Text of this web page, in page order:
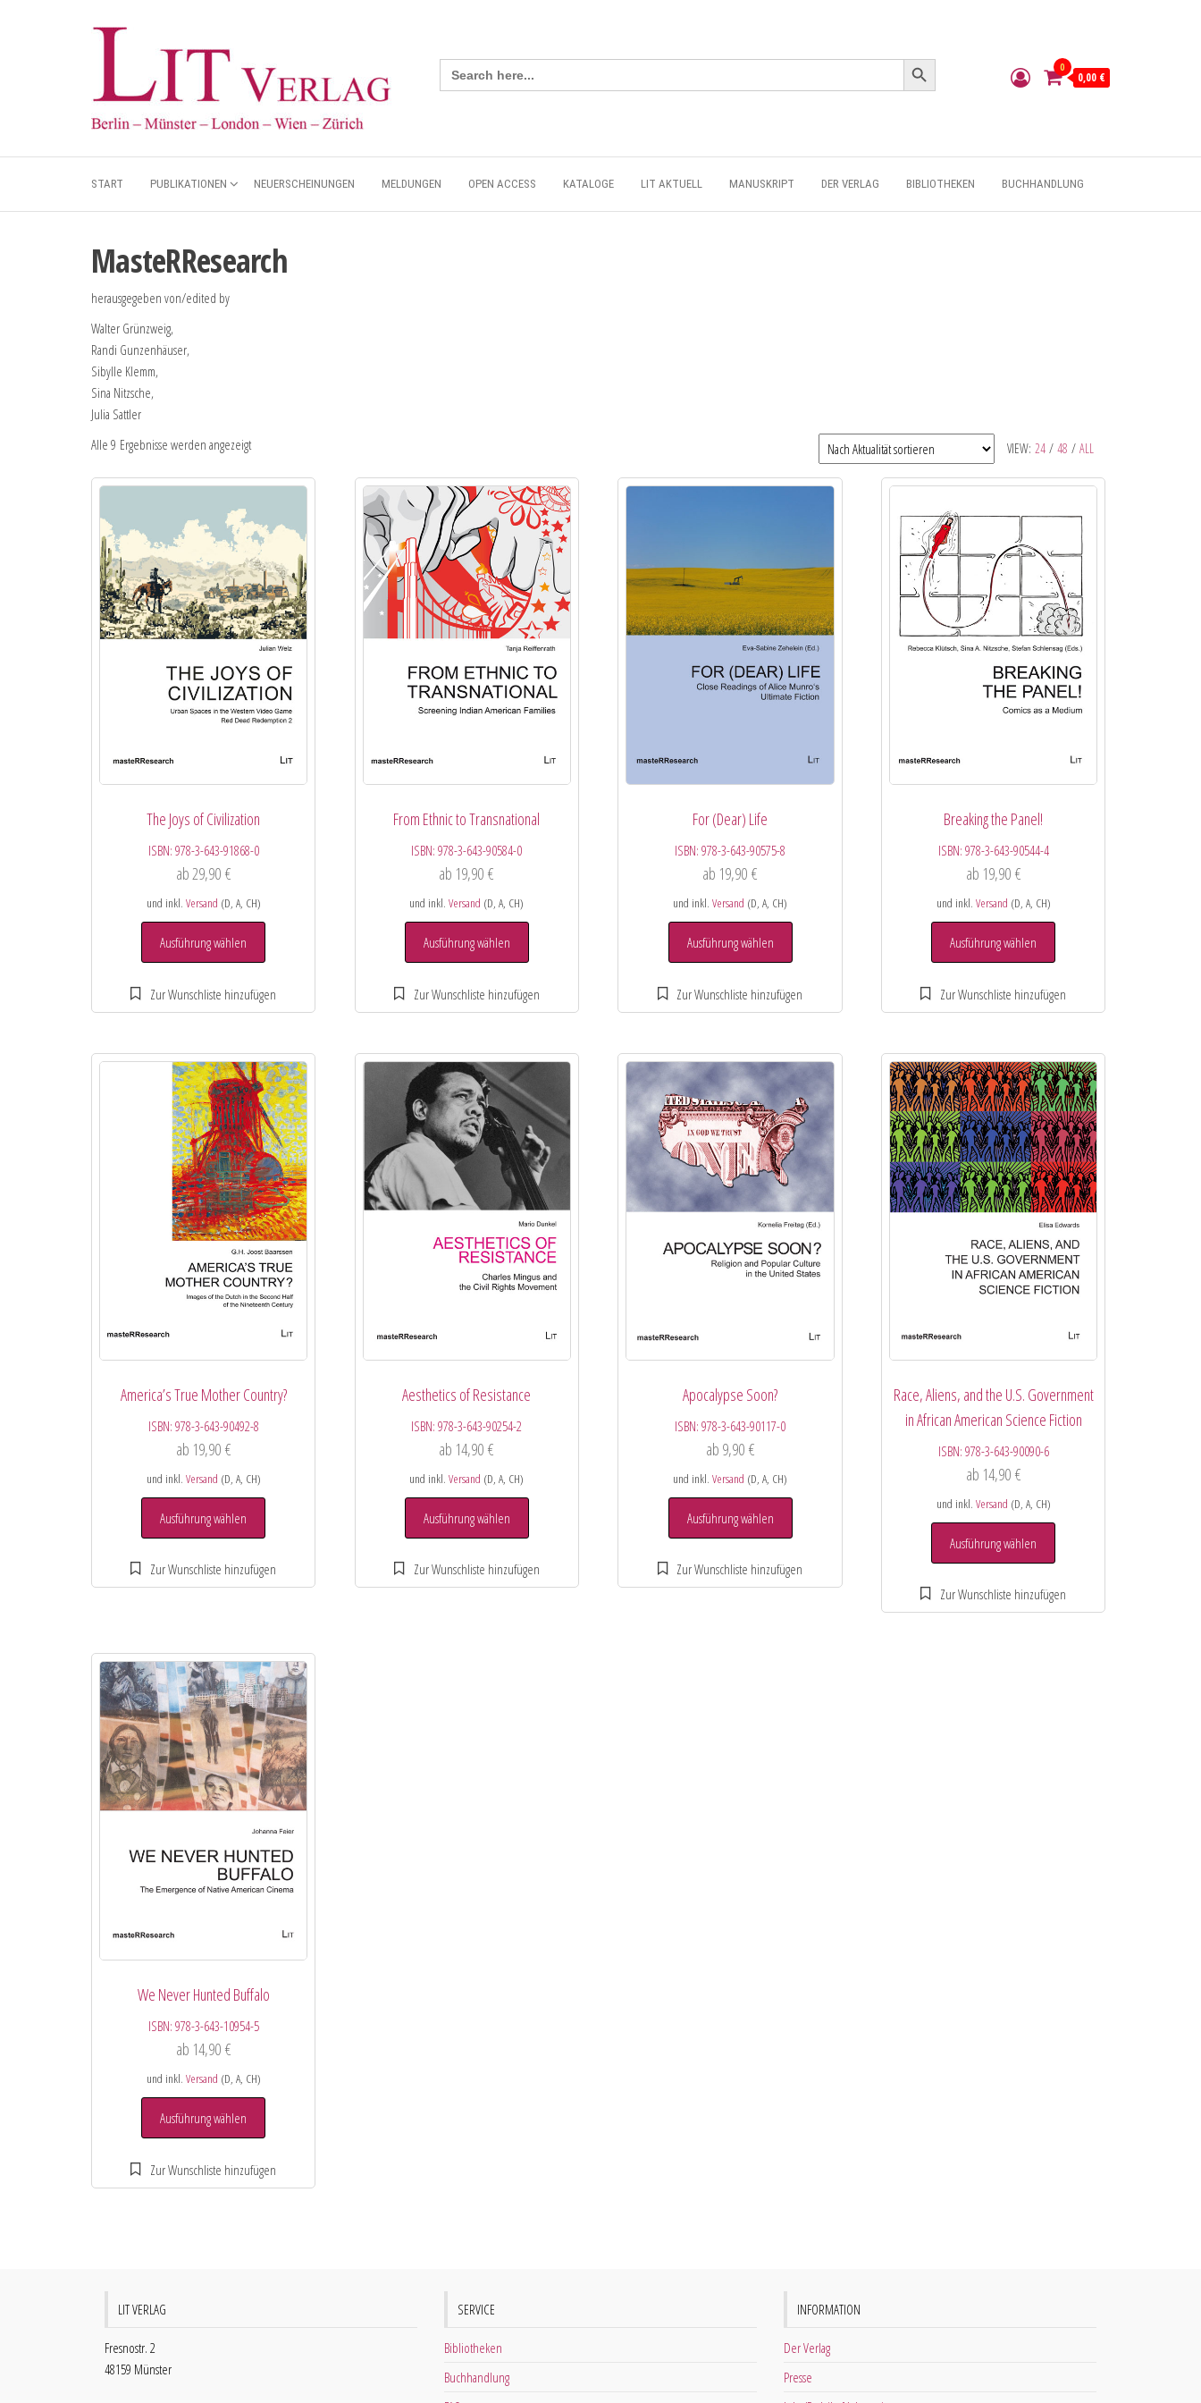
Search
for:
Search Button
0
0,00 €
START PUBLIKATIONEN NEUERSCHEINUNGEN MELDUNGEN OPEN ACCESS KATALOGE LIT AKTUELL MANUSKRIPT DER VERLAG BIBLIOTHEKEN BUCHHANDLUNG
MasteRResearch
herausgegeben von/edited by
Walter Grünzweig,
Randi Gunzenhäuser,
Sibylle Klemm,
Sina Nitzsche,
Julia Sattler
VIEW: 24 / 48 / ALL
Alle 9 Ergebnisse werden angezeigt
The Joys of Civilization
ISBN: 978-3-643-91868-0
ab29,90 €
und inkl. Versand (D, A, CH)
Ausführung wählen
From Ethnic to Transnational
ISBN:978-3-643-90584-0
ab 19,90€
und inkl.Versand (D, A, CH)
Ausführung wählen
For (Dear) Life
ISBN:978-3-643-90575-8
ab 19,90€
und inkl.Versand (D, A, CH)
Ausführung wählen
Breaking the Panel!
ISBN: 978-3-643-90544-4
ab 19,90 €
und inkl. Versand (D, A, CH)
Ausführung wählen
America’s True Mother Country?
ISBN: 978-3-643-90492-8
ab 19,90 €
und inkl. Versand (D, A, CH)
Ausführung wählen
Aesthetics of Resistance
ISBN:978-3-643-90254-2
ab 14,90€
und inkl.Versand (D, A, CH)
Ausführung wählen
Apocalypse Soon?
ISBN:978-3-643-90117-0
ab 9,90 €
und inkl.Versand (D, A, CH)
Ausführung wählen
Race, Aliens, and the U.S. Government
in African American Science Fiction
ISBN: 978-3-643-90090-6
ab 14,90 €
und inkl. Versand (D, A, CH)
Ausführung wählen
We Never Hunted Buffalo
ISBN: 978-3-643-10954-5
ab 14,90 €
und inkl. Versand (D, A, CH)
Ausführung wählen
LIT VERLAG
Fresnostr. 2
48159 Münster
SERVICE
Bibliotheken
Buchhandlung
INFORMATION
Der Verlag
Presse